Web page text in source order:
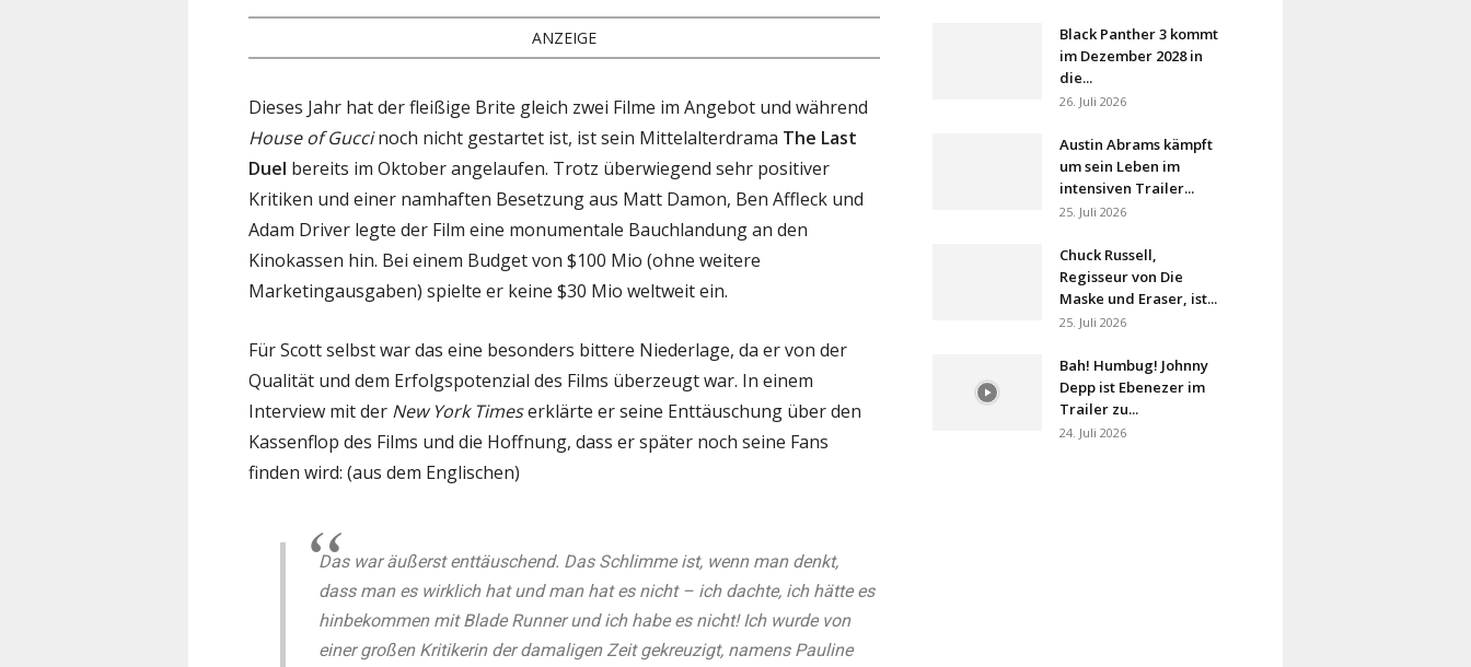
ANZEIGE
Dieses Jahr hat der fleißige Brite gleich zwei Filme im Angebot und während
House of Guccinoch nicht gestartet ist, ist sein Mittelalterdrama The Last
Duel bereits im Oktober angelaufen. Trotz überwiegend sehr positiver
Kritiken und einer namhaften Besetzung aus Matt Damon, Ben Affleck und
Adam Driver legte der Film eine monumentale Bauchlandung an den
Kinokassen hin. Bei einem Budget von $100 Mio (ohne weitere
Marketingausgaben) spielte er keine $30 Mio weltweit ein.
Für Scott selbst war das eine besonders bittere Niederlage, da er von der
Qualität und dem Erfolgspotenzial des Films überzeugt war. In einem
Interview mit der New York Timeserklärte er seine Enttäuschung über den
Kassenflop des Films und die Hoffnung, dass er später noch seine Fans
finden wird: (aus dem Englischen)
Das war äußerst enttäuschend. Das Schlimme ist, wenn man denkt,
dass man es wirklich hat und man hat es nicht – ich dachte, ich hätte es
hinbekommen mit Blade Runner und ich habe es nicht! Ich wurde von
einer großen Kritikerin der damaligen Zeit gekreuzigt, namens Pauline
Black Panther 3 kommt
im Dezember 2028 in
die...
26. Juli 2026
Austin Abrams kämpft
um sein Leben im
intensiven Trailer...
25. Juli 2026
Chuck Russell,
Regisseur von Die
Maske und Eraser, ist...
25. Juli 2026
Bah! Humbug! Johnny
Depp ist Ebenezer im
Trailer zu...
24. Juli 2026